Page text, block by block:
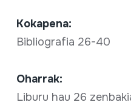
Kokapena:
Bibliografia 26-40
Oharrak:
Liburu hau 26